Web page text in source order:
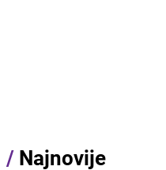
/ Najnovije